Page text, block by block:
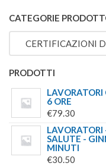
ERA:
CATEGORIE
CERTIFICAZIONI
PRODOTTI
6 ORE
€79.30
SALUTE -
MINUTI
€30.50